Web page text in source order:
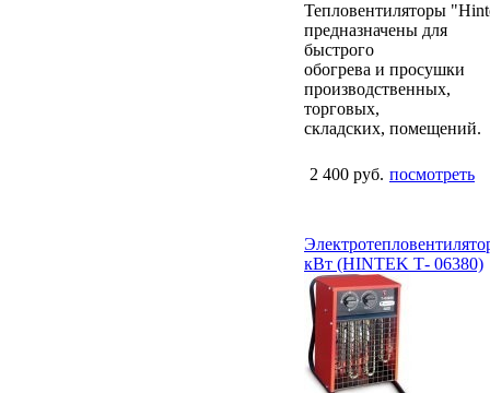
Тепловентиляторы
предназначены для
быстрого
обогрева и просушки
производственных,
торговых,
складских, помещений.
2 400 руб. посмотреть
кВт (HINTEK Т- 06380)